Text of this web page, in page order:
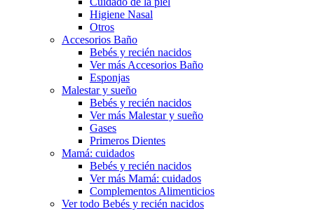
Higiene Nasal
Otros
Accesorios Baño
Bebés y recién nacidos
Ver más Accesorios Baño
Esponjas
Malestar y sueño
Bebés y recién nacidos
Ver más Malestar y sueño
Gases
Primeros Dientes
Mamá: cuidados
Bebés y recién nacidos
Ver más Mamá: cuidados
Complementos Alimenticios
Ver todo Bebés y recién nacidos